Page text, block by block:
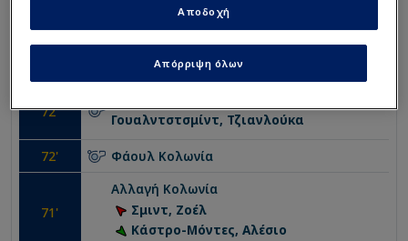
ΓΚΟΛ! Χάιντενχαϊμ
Σόπνερ, Γιαν
72'
Γουαλντστσμίντ, Τζιανλούκα
72' Φάουλ Κολωνία
71 '
Αλλαγή Κολωνία
Σμιντ, Ζοέλ
Κάστρο-Μόντες, Αλέσιο
Απόρριψη όλων
Αποδοχή